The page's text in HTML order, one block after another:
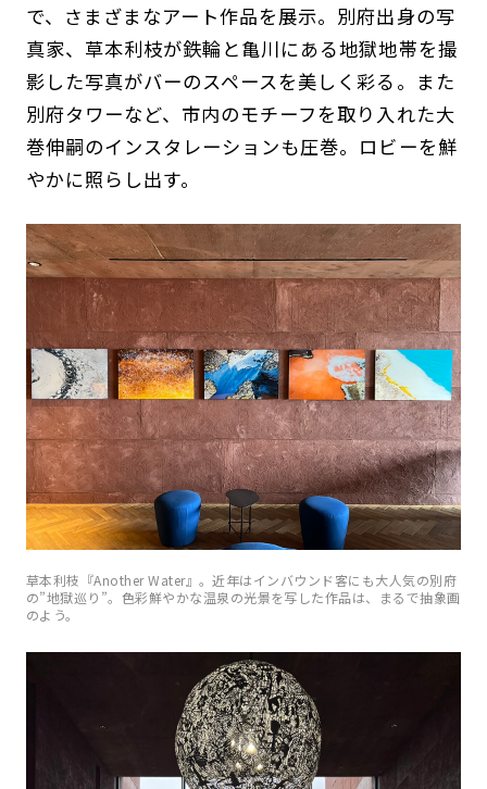
で、さまざまなアート作品を展示。別府出身の写
真家、草本利枝が鉄輪と亀川にある地獄地帯を撮
影した写真がバーのスペースを美しく彩る。また
別府タワーなど、市内のモチーフを取り入れた大
巻伸嗣のインスタレーションも圧巻。ロビーを鮮
やかに照らし出す。
草本利枝『Another Water』。近年はインバウンド客にも大人気の別府
の”地獄巡り”。色彩鮮やかな温泉の光景を写した作品は、まるで抽象画
のよう。